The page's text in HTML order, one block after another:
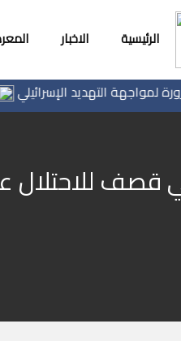
الرئيسية الاخبار
التهديد الإسرائيلي
للاحتلال